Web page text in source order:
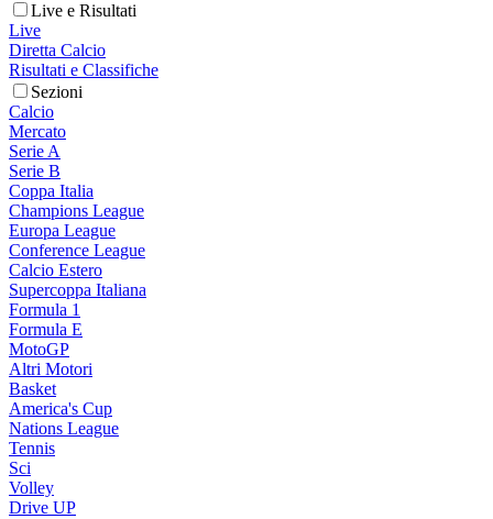
Live e Risultati
Live
Diretta Calcio
Risultati e Classifiche
Sezioni
Calcio
Mercato
Serie A
Serie B
Coppa Italia
Champions League
Europa League
Conference League
Calcio Estero
Supercoppa Italiana
Formula 1
Formula E
MotoGP
Altri Motori
Basket
America's Cup
Nations League
Tennis
Sci
Volley
Drive UP